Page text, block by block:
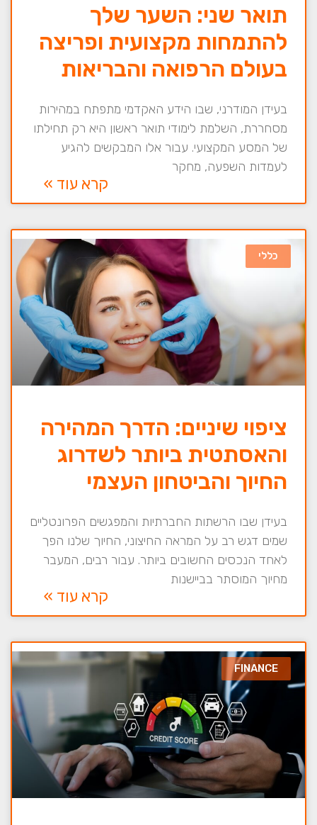
תואר שני: השער שלך
להתמחות מקצועית ופריצה
בעולם הרפואה והבריאות
בעידן המודרני, שבו הידע האקדמי מתפתח במהירות
מסחררת, השלמת לימודי תואר ראשון היא רק תחילתו
של המסע המקצועי. עבור אלו המבקשים להגיע
לעמדות השפעה, מחקר
קרא עוד »
כללי
ציפוי שיניים: הדרך המהירה
והאסתטית ביותר לשדרוג
החיוך והביטחון העצמי
בעידן שבו הרשתות החברתיות והמפגשים הפרונטליים
שמים דגש רב על המראה החיצוני, החיוך שלנו הפך
לאחד הנכסים החשובים ביותר. עבור רבים, המעבר
מחיוך המוסתר בביישנות
קרא עוד »
FINANCE